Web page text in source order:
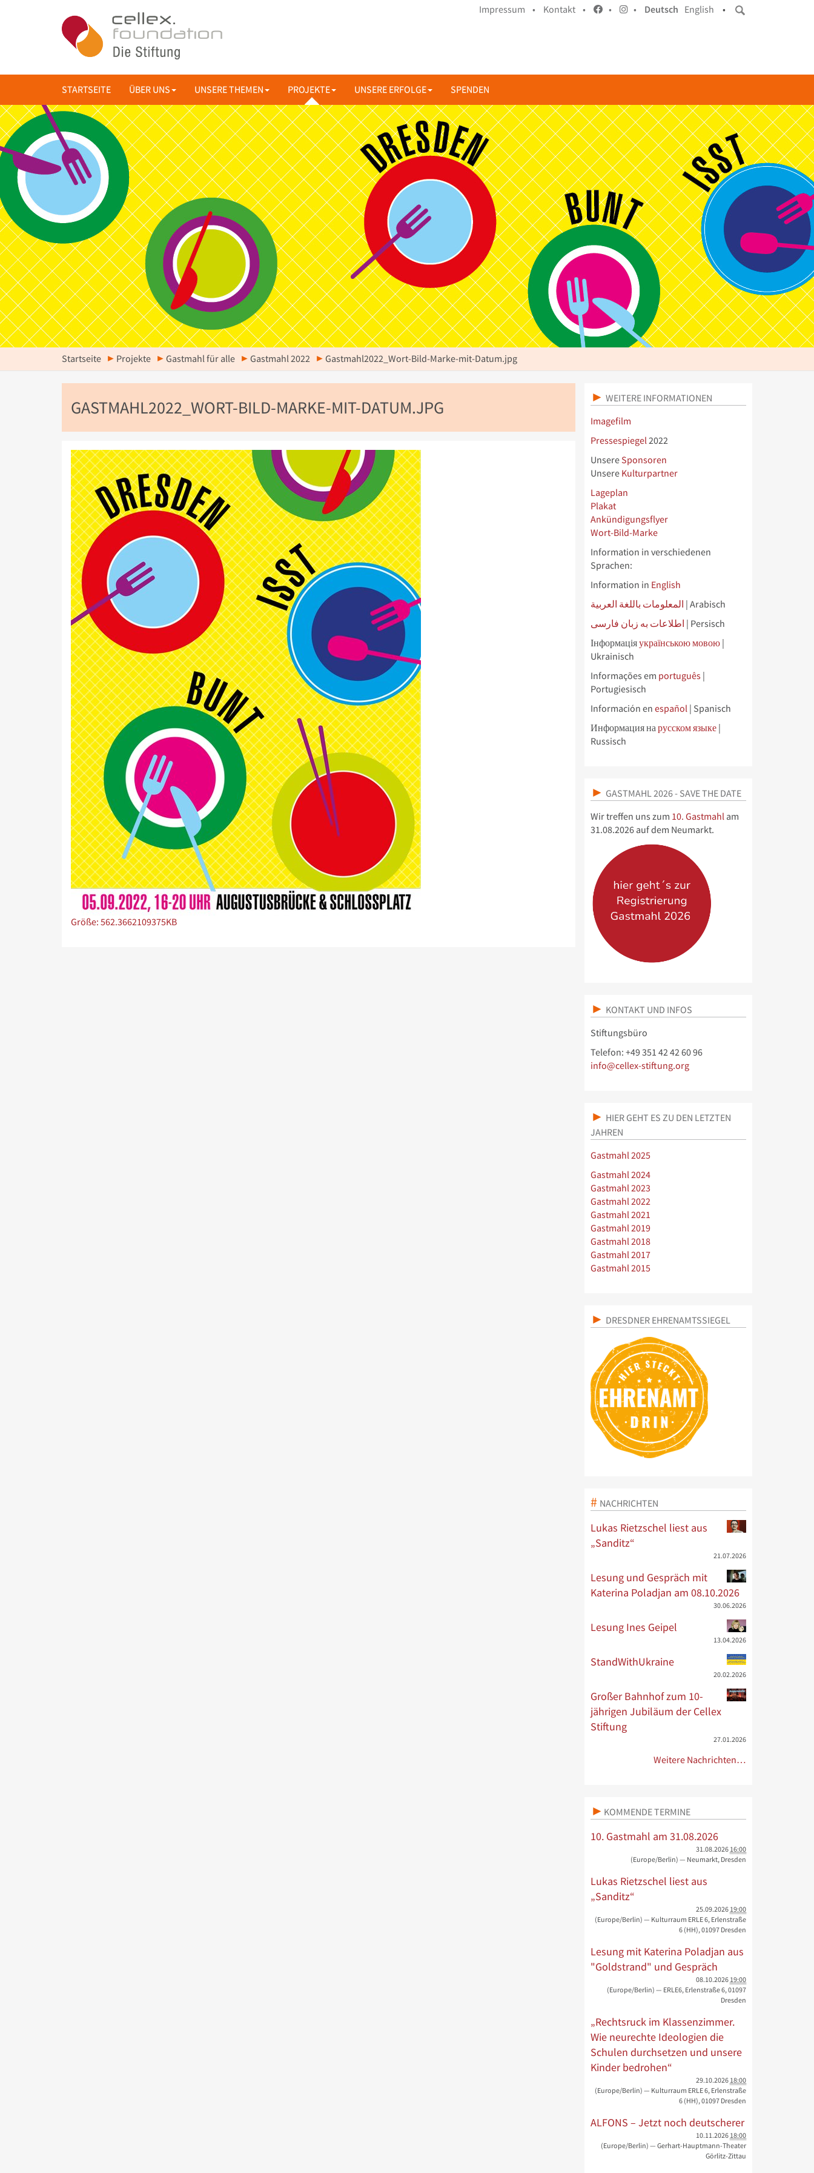
Impressum • Kontakt • • • Deutsch English •
STARTSEITE ÜBER UNS UNSERE THEMEN PROJEKTE UNSERE ERFOLGE SPENDEN
Startseite Projekte Gastmahl für alle Gastmahl 2022 Gastmahl2022_Wort-Bild-Marke-mit-Datum.jpg
GASTMAHL2022_WORT-BILD-MARKE-MIT-DATUM.JPG
Zeige Bild in voller Größe…
Größe: 562.3662109375KB
WEITERE INFORMATIONEN
Imagefilm
Pressespiegel2022
Unsere Sponsoren
Unsere Kulturpartner
Lageplan
Plakat
Ankündigungsflyer
Wort-Bild-Marke
Information in verschiedenen
Sprachen:
Information in English
المعلومات باللغة العربية | Arabisch
اطلاعات به زبان فارسی | Persisch
Інформаціяукраїнською мовою|
Ukrainisch
Informações em português |
Portugiesisch
Información en español | Spanisch
Информация нарусском языке|
Russisch
GASTMAHL 2026 - SAVE THE DATE
Wir treffen uns zum 10. Gastmahlam
31.08.2026 auf dem Neumarkt.
KONTAKT UND INFOS
Stiftungsbüro
Telefon: +49 351 42 42 60 96
info@cellex-stiftung.org
HIER GEHT ES ZU DEN LETZTEN
JAHREN
Gastmahl 2025
Gastmahl 2024
Gastmahl 2023
Gastmahl 2022
Gastmahl 2021
Gastmahl 2019
Gastmahl 2018
Gastmahl 2017
Gastmahl 2015
DRESDNER EHRENAMTSSIEGEL
NACHRICHTEN
Lukas Rietzschel liest aus
„Sanditz“
21.07.2026
Lesung und Gespräch mit
Katerina Poladjan am 08.10.2026
30.06.2026
Lesung Ines Geipel
13.04.2026
StandWithUkraine
20.02.2026
Großer Bahnhof zum 10-
jährigen Jubiläum der Cellex
Stiftung
27.01.2026
Weitere Nachrichten…
KOMMENDE TERMINE
10. Gastmahl am 31.08.2026
31.08.2026 16:00
(Europe/Berlin) — Neumarkt, Dresden
Lukas Rietzschel liest aus
„Sanditz“
25.09.2026 19:00
(Europe/Berlin) — Kulturraum ERLE 6, Erlenstraße
6 (HH), 01097 Dresden
Lesung mit Katerina Poladjan aus
"Goldstrand" und Gespräch
08.10.2026 19:00
(Europe/Berlin) — ERLE6, Erlenstraße 6, 01097
Dresden
„Rechtsruck im Klassenzimmer.
Wie neurechte Ideologien die
Schulen durchsetzen und unsere
Kinder bedrohen“
29.10.2026 18:00
(Europe/Berlin) — Kulturraum ERLE 6, Erlenstraße
6 (HH), 01097 Dresden
ALFONS – Jetzt noch deutscherer
10.11.2026 18:00
(Europe/Berlin) — Gerhart-Hauptmann-Theater
Görlitz-Zittau